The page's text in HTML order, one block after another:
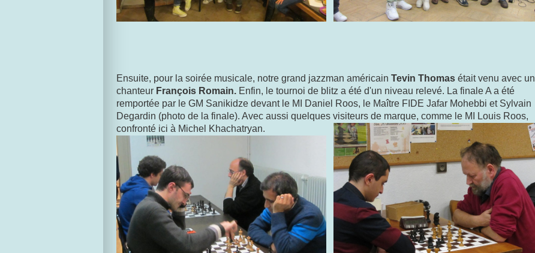
Ensuite, pour la soirée musicale, notre grand jazzman américain Tevin Thomas était venu avec un
chanteur François Romain. Enfin, le tournoi de blitz a été d'un niveau relevé. La finale A a été
remportée par le GM Sanikidze devant le MI Daniel Roos, le Maître FIDE Jafar Mohebbi et Sylvain
Degardin (photo de la finale). Avec aussi quelques visiteurs de marque, comme le MI Louis Roos,
confronté ici à Michel Khachatryan.